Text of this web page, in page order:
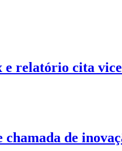
e relatório cita
de